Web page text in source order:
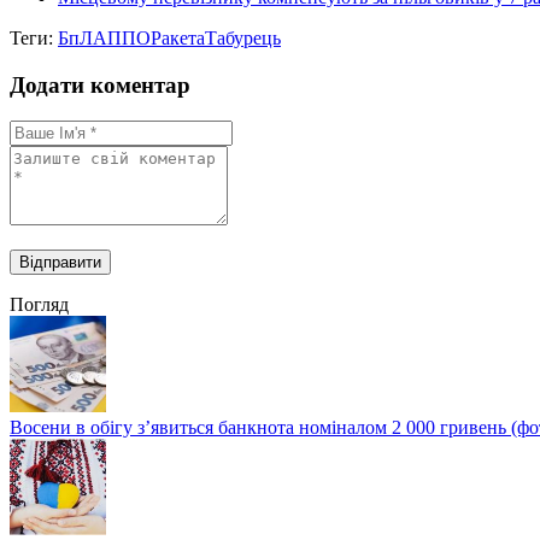
Теги: БпЛАППОРакетаТабурець
Додати коментар
Погляд
Восени в обігу з’явиться банкнота номіналом 2 000 гривень